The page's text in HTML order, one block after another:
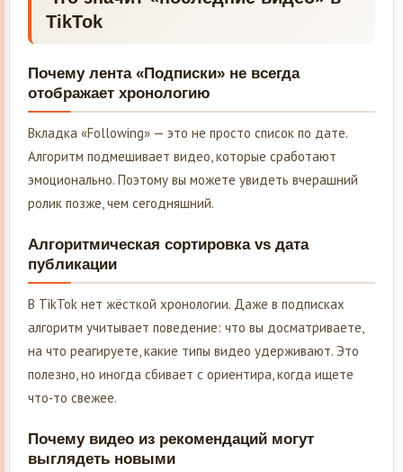
TikTok
Почему лента «Подписки» не всегда
отображает хронологию
Вкладка «Following» — это не просто список по дате.
Алгоритм подмешивает видео, которые сработают
эмоционально. Поэтому вы можете увидеть вчерашний
ролик позже, чем сегодняшний.
Алгоритмическая сортировка vs дата
публикации
В TikTok нет жёсткой хронологии. Даже в подписках
алгоритм учитывает поведение: что вы досматриваете,
на что реагируете, какие типы видео удерживают. Это
полезно, но иногда сбивает с ориентира, когда ищете
что‑то свежее.
Почему видео из рекомендаций могут
выглядеть новыми